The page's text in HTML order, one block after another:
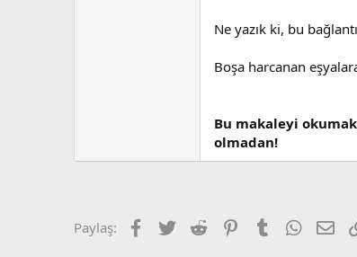
Ne yazık ki, bu
Boşa harcanan
Bu makaleyi
olmadan!
Paylaş: Facebook
TwitterReddit PinterestTumblr E-